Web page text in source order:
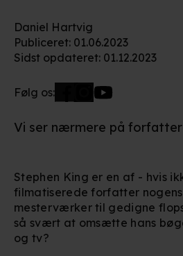
Daniel Hartvig
Publiceret: 01.06.2023
Sidst opdateret: 01.12.2023
Følg os:
Vi ser nærmere på
Stephen King er en af - hvis
filmatiserede forfatter
mesterværker til gedigne
så svært at omsætte hans
og tv?